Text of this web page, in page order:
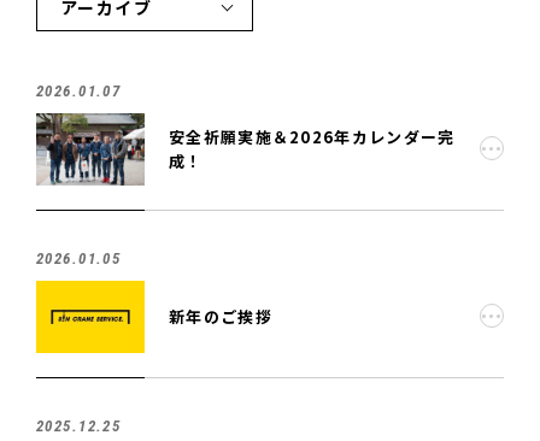
2026.01.07
安全祈願実施＆2026年カレンダー完
成！
2026.01.05
新年のご挨拶
2025.12.25